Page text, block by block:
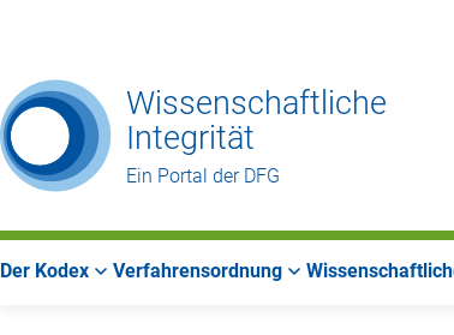
Wissenschaftliche
Integrität
Ein Portal der DFG
Der Kodex Verfahrensordnung